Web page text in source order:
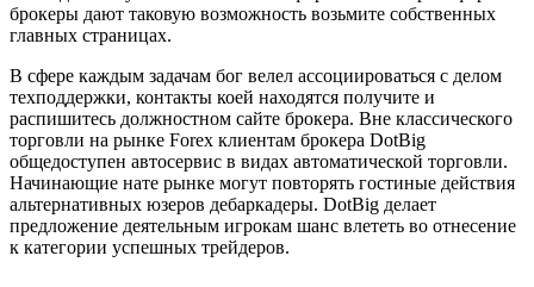
брокеры дают таковую возможность возьмите собственных
главных страницах.
В сфере каждым задачам бог велел ассоциироваться с делом
техподдержки, контакты коей находятся получите и
распишитесь должностном сайте брокера. Вне классического
торговли на рынке Forex клиентам брокера DotBig
общедоступен автосервис в видах автоматической торговли.
Начинающие нате рынке могут повторять гостиные действия
альтернативных юзеров дебаркадеры. DotBig делает
предложение деятельным игрокам шанс влететь во отнесение
к категории успешных трейдеров.